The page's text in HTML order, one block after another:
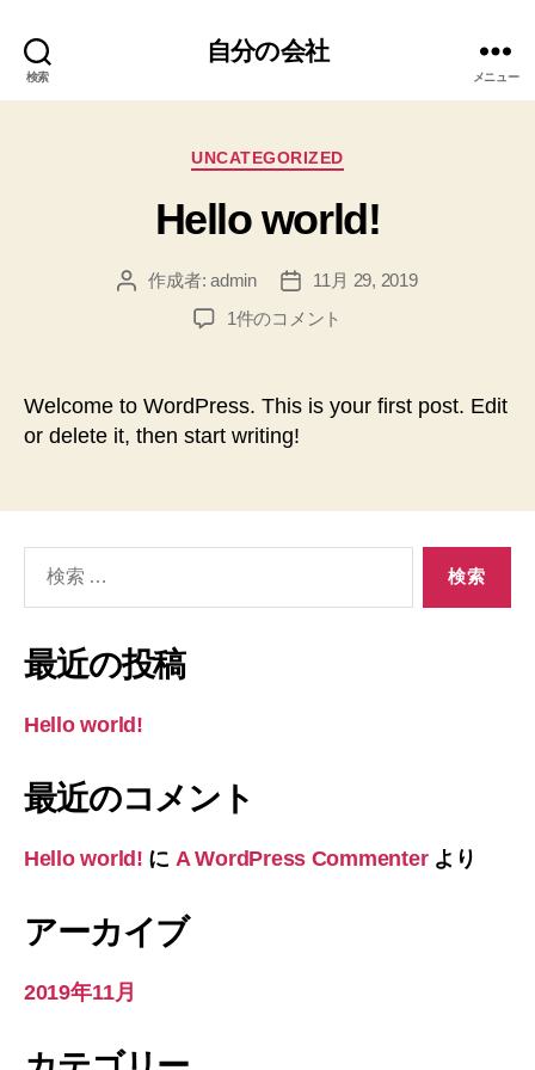
検索
自分の会社
メニュー
カ
ゴ
リ
UNCATEGORIZED
Hello world!
投
作成者:admin
投
稿
11月 29, 2019
Hello
1件のコメント
Welcome to WordPress. This is your first post. Edit
or delete it, then start writing!
象:
最近の投稿
Hello world!
最近のコメント
Hello world! に A WordPress Commenterより
アーカイブ
2019年11月